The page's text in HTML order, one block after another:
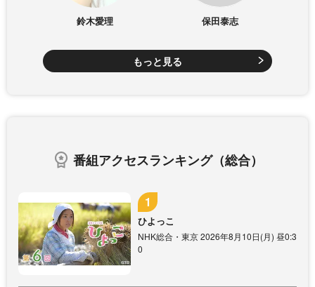
鈴木愛理 保田泰志
もっと見る
番組アクセスランキング（総合）
ひよっこ
NHK総合・東京 2026年8月10日(月) 昼0:3
0